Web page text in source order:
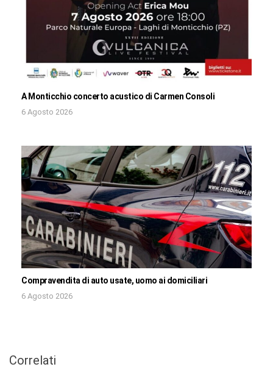
A Monticchio concerto acustico di Carmen Consoli
6 Agosto 2026
Compravendita di auto usate, uomo ai domiciliari
6 Agosto 2026
Correlati